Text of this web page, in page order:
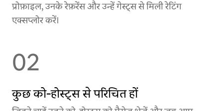
प्रोफ़ाइल, उनके रेफ़रेंस और उन्हें गेस्ट्स से मिली रेटिंग
एक्सप्लोर करें।
02
कुछ को‑होस्ट्स से परिचित हों